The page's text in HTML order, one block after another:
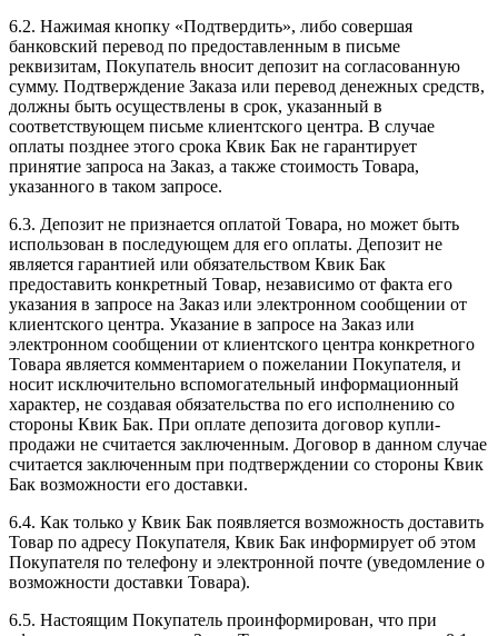
6.2. Нажимая кнопку «Подтвердить», либо совершая
банковский перевод по предоставленным в письме
реквизитам, Покупатель вносит депозит на согласованную
сумму. Подтверждение Заказа или перевод денежных средств,
должны быть осуществлены в срок, указанный в
соответствующем письме клиентского центра. В случае
оплаты позднее этого срока Квик Бак не гарантирует
принятие запроса на Заказ, а также стоимость Товара,
указанного в таком запросе.
6.3. Депозит не признается оплатой Товара, но может быть
использован в последующем для его оплаты. Депозит не
является гарантией или обязательством Квик Бак
предоставить конкретный Товар, независимо от факта его
указания в запросе на Заказ или электронном сообщении от
клиентского центра. Указание в запросе на Заказ или
электронном сообщении от клиентского центра конкретного
Товара является комментарием о пожелании Покупателя, и
носит исключительно вспомогательный информационный
характер, не создавая обязательства по его исполнению со
стороны Квик Бак. При оплате депозита договор купли-
продажи не считается заключенным. Договор в данном случае
считается заключенным при подтверждении со стороны Квик
Бак возможности его доставки.
6.4. Как только у Квик Бак появляется возможность доставить
Товар по адресу Покупателя, Квик Бак информирует об этом
Покупателя по телефону и электронной почте (уведомление о
возможности доставки Товара).
6.5. Настоящим Покупатель проинформирован, что при